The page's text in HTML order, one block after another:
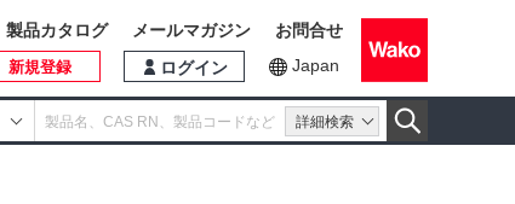
詳細検索
ログイン
新規登録 Japan
製品カタログ メールマガジン お問合せ